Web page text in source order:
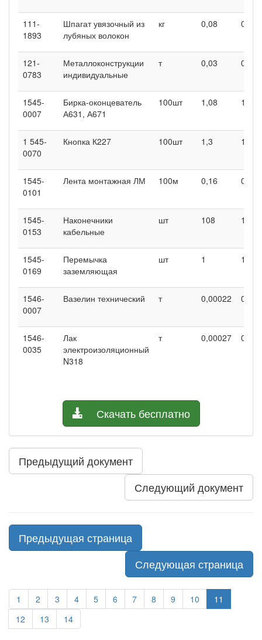
111-
1893
Шпагат увязочный из
лубяных волокон
кг 0,08 0,08
121-
0783
Металлоконструкции
индивидуальные
т 0,03 0,03
1545-
0007
Бирка-оконцеватель
А631, А671
100шт 1,08 1,08
1 545-
0070
Кнопка К227 100шт 1,3 1,3
1545-
0101
Лента монтажная ЛМ 100м 0,16 0,16
1545-
0153
Наконечники
кабельные
шт 108 108
1545-
0169
Перемычка
заземляющая
шт 1 1
1546-
0007
Вазелин технический т 0,00022
1546-
0035
Лак
электроизоляционный
N318
т 0,00027
Скачать бесплатно
Предыдущий документ
Следующий документ
Предыдущая страница
Следующая страница
1 2 3 4 5 6 7 8 9 10
11
12
13 14